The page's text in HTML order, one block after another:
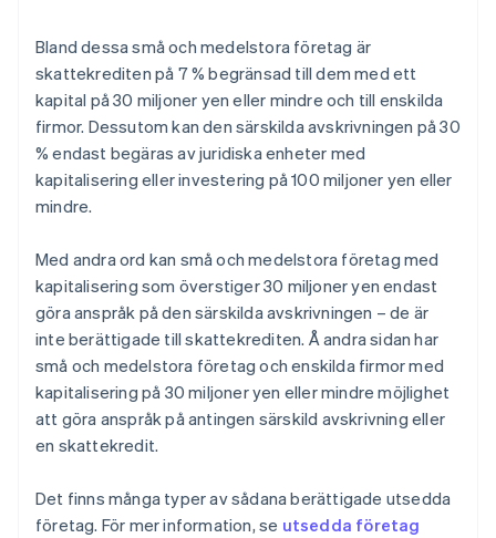
Bland dessa små och medelstora företag är
skattekrediten på 7 % begränsad till dem med ett
kapital på 30 miljoner yen eller mindre och till enskilda
firmor. Dessutom kan den särskilda avskrivningen på 30
% endast begäras av juridiska enheter med
kapitalisering eller investering på 100 miljoner yen eller
mindre.
Med andra ord kan små och medelstora företag med
kapitalisering som överstiger 30 miljoner yen endast
göra anspråk på den särskilda avskrivningen – de är
inte berättigade till skattekrediten. Å andra sidan har
små och medelstora företag och enskilda firmor med
kapitalisering på 30 miljoner yen eller mindre möjlighet
att göra anspråk på antingen särskild avskrivning eller
en skattekredit.
Det finns många typer av sådana berättigade utsedda
företag. För mer information, se utsedda företag